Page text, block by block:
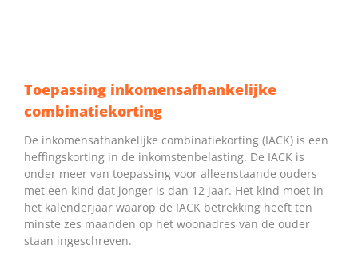
Toepassing inkomensafhankelijke
combinatiekorting
De inkomensafhankelijke combinatiekorting (IACK) is een
heffingskorting in de inkomstenbelasting. De IACK is
onder meer van toepassing voor alleenstaande ouders
met een kind dat jonger is dan 12 jaar. Het kind moet in
het kalenderjaar waarop de IACK betrekking heeft ten
minste zes maanden op het woonadres van de ouder
staan ingeschreven.